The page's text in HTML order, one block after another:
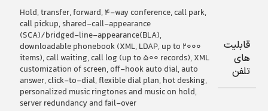
قابلیت
های
تلفن
Hold, transfer, forward, 4-way conference, call park,
call pickup, shared-call-appearance
(SCA)/bridged-line-appearance(BLA),
downloadable phonebook (XML, LDAP, up to 2000
items), call waiting, call log (up to 500 records), XML
customization of screen, off-hook auto dial, auto
answer, click-to-dial, flexible dial plan, hot desking,
personalized music ringtones and music on hold,
server redundancy and fail-over